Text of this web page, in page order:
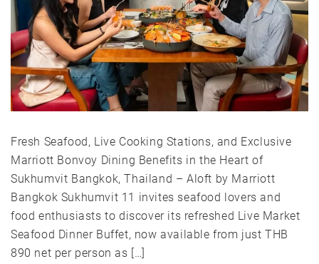
Fresh Seafood, Live Cooking Stations, and Exclusive
Marriott Bonvoy Dining Benefits in the Heart of
Sukhumvit Bangkok, Thailand – Aloft by Marriott
Bangkok Sukhumvit 11 invites seafood lovers and
food enthusiasts to discover its refreshed Live Market
Seafood Dinner Buffet, now available from just THB
890 net per person as […]